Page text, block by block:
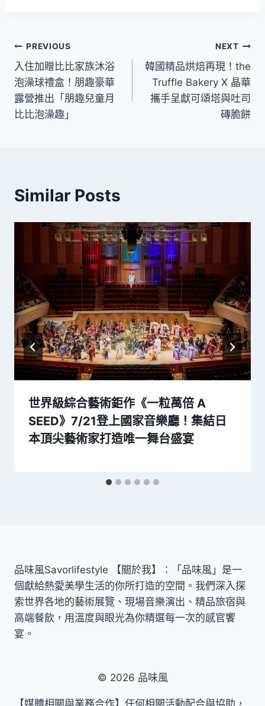
文
章
導
覽
PREVIOUS
入住加贈比比家族沐浴
泡澡球禮盒！朋趣豪華
露營推出「朋趣兒童月
比比泡澡趣」
NEXT
韓國精品烘焙再現！the
Truffle Bakery X 晶華
攜手呈獻可頌塔與吐司
磚脆餅
Similar Posts
世界級綜合藝術鉅作《一粒萬倍 A
SEED》7/21登上國家音樂廳！集結日
本頂尖藝術家打造唯一舞台盛宴
品味風Savorlifestyle 【關於我】：「品味風」是一
個獻給熱愛美學生活的你所打造的空間。我們深入探
索世界各地的藝術展覽、現場音樂演出、精品旅宿與
高端餐飲，用溫度與眼光為你精選每一次的感官饗
宴。
© 2026 品味風
【媒體相關與業務合作】任何相關活動配合與協助，